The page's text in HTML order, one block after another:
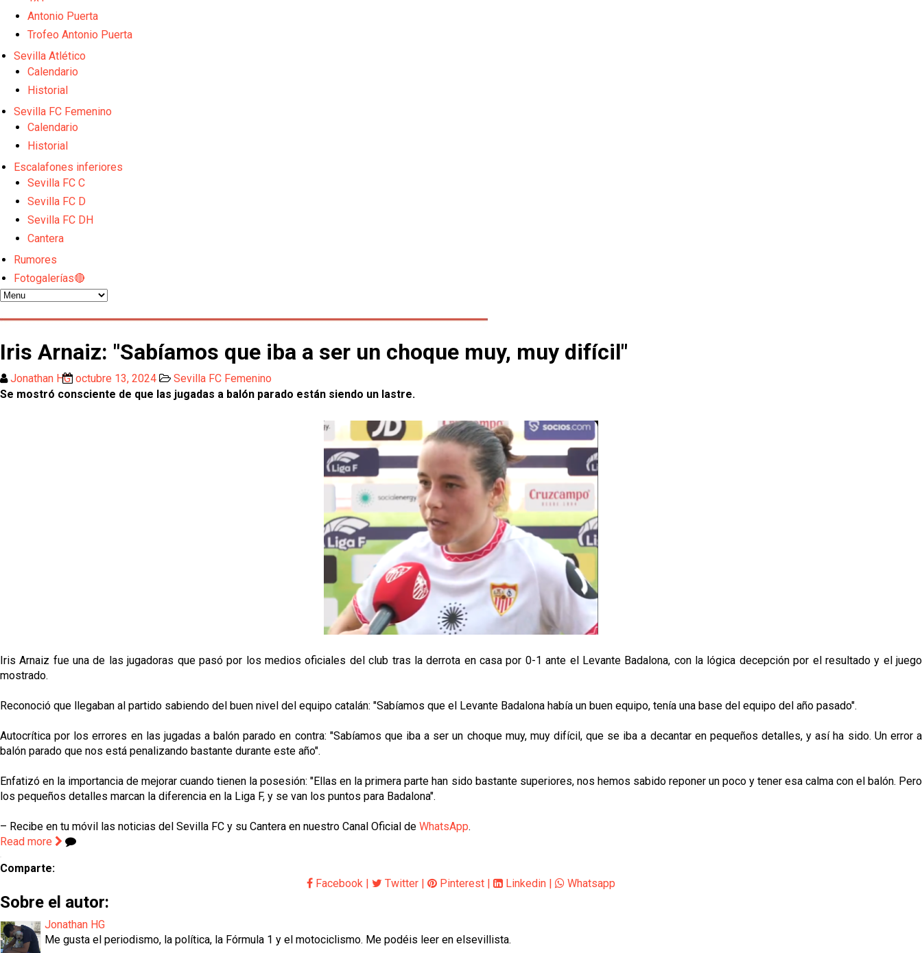
La cita ante el Espanyol a domicilio ya tiene horario
El dato que destaca a Agoumé entre las cinco grandes ligas
Alberto Flores, muy cerca de convertirse en nuevo jugador del Granada CF
El Granada negocia con el Sevilla FC por Alberto Flores
El Sevilla continúa con despidos y rechaza una oferta de 420 millones por el club
Antonio Puerta
Trofeo Antonio Puerta
Sevilla Atlético
Calendario
Historial
Sevilla FC Femenino
Calendario
Historial
Escalafones inferiores
Sevilla FC C
Sevilla FC D
Sevilla FC DH
Cantera
Rumores
Fotogalerías🔴
Iris Arnaiz: "Sabíamos que iba a ser un choque muy, muy difícil"
Jonathan HG octubre 13, 2024
Sevilla FC Femenino
Se mostró consciente de que las jugadas a balón parado están siendo un lastre.
Iris Arnaiz fue una de las jugadoras que pasó por los medios oficiales del club tras la derrota en casa por 0-1 ante el Levante Badalona, con la lógica decepción por el resultado y el juego
mostrado.
Reconoció que llegaban al partido sabiendo del buen nivel del equipo catalán: "Sabíamos que el Levante Badalona había un buen equipo, tenía una base del equipo del año pasado".
Autocrítica por los errores en las jugadas a balón parado en contra: "Sabíamos que iba a ser un choque muy, muy difícil, que se iba a decantar en pequeños detalles, y así ha sido. Un error a
balón parado que nos está penalizando bastante durante este año".
Enfatizó en la importancia de mejorar cuando tienen la posesión: "Ellas en la primera parte han sido bastante superiores, nos hemos sabido reponer un poco y tener esa calma con el balón. Pero
los pequeños detalles marcan la diferencia en la Liga F, y se van los puntos para Badalona".
– Recibe en tu móvil las noticias del Sevilla FC y su Cantera en nuestro Canal Oficial de WhatsApp.
Read more
Comparte:
Facebook | Twitter | Pinterest | Linkedin | Whatsapp
Sobre el autor:
Jonathan HG
Me gusta el periodismo, la política, la Fórmula 1 y el motociclismo. Me podéis leer en elsevillista.